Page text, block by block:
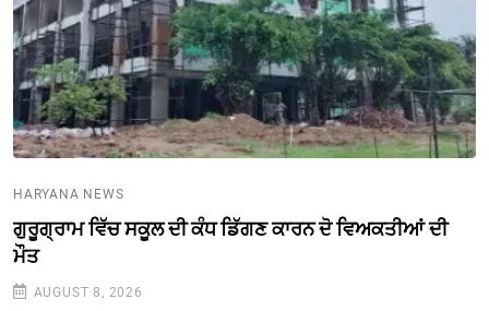
HARYANA NEWS
ਗੁਰੂਗ੍ਰਾਮ ਵਿੱਚ ਸਕੂਲ ਦੀ ਕੰਧ ਡਿੱਗਣ ਕਾਰਨ ਦੋ ਵਿਅਕਤੀਆਂ ਦੀ
ਮੌਤ
AUGUST 8, 2026